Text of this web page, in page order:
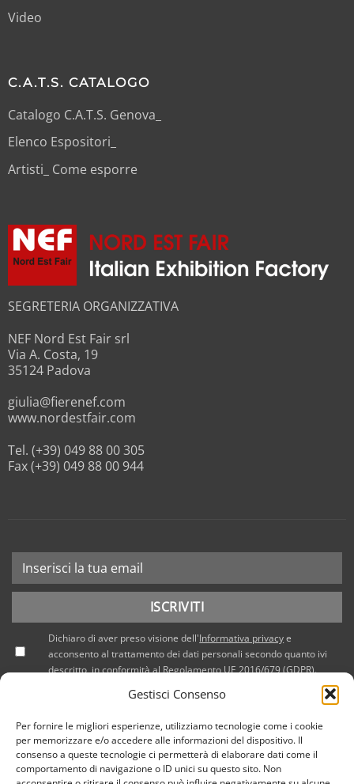
Gestisci Consenso
Per fornire le migliori esperienze, utilizziamo tecnologie come i cookie
per memorizzare e/o accedere alle informazioni del dispositivo. Il
consenso a queste tecnologie ci permetterà di elaborare dati come il
comportamento di navigazione o ID unici su questo sito. Non
Video
C.A.T.S. CATALOGO
Catalogo C.A.T.S. Genova_
Elenco Espositori_
Artisti_ Come esporre
SEGRETERIA ORGANIZZATIVA
NEF Nord Est Fair srl
Via A. Costa, 19
35124 Padova
giulia@fierenef.com
www.nordestfair.com
Tel. (+39) 049 88 00 305
Fax (+39) 049 88 00 944
Dichiaro di aver preso visione dell'Informativa privacye
acconsento al trattamento dei dati personali secondo quanto ivi
descritto, in conformità al Regolamento UE 2016/679 (GDPR).